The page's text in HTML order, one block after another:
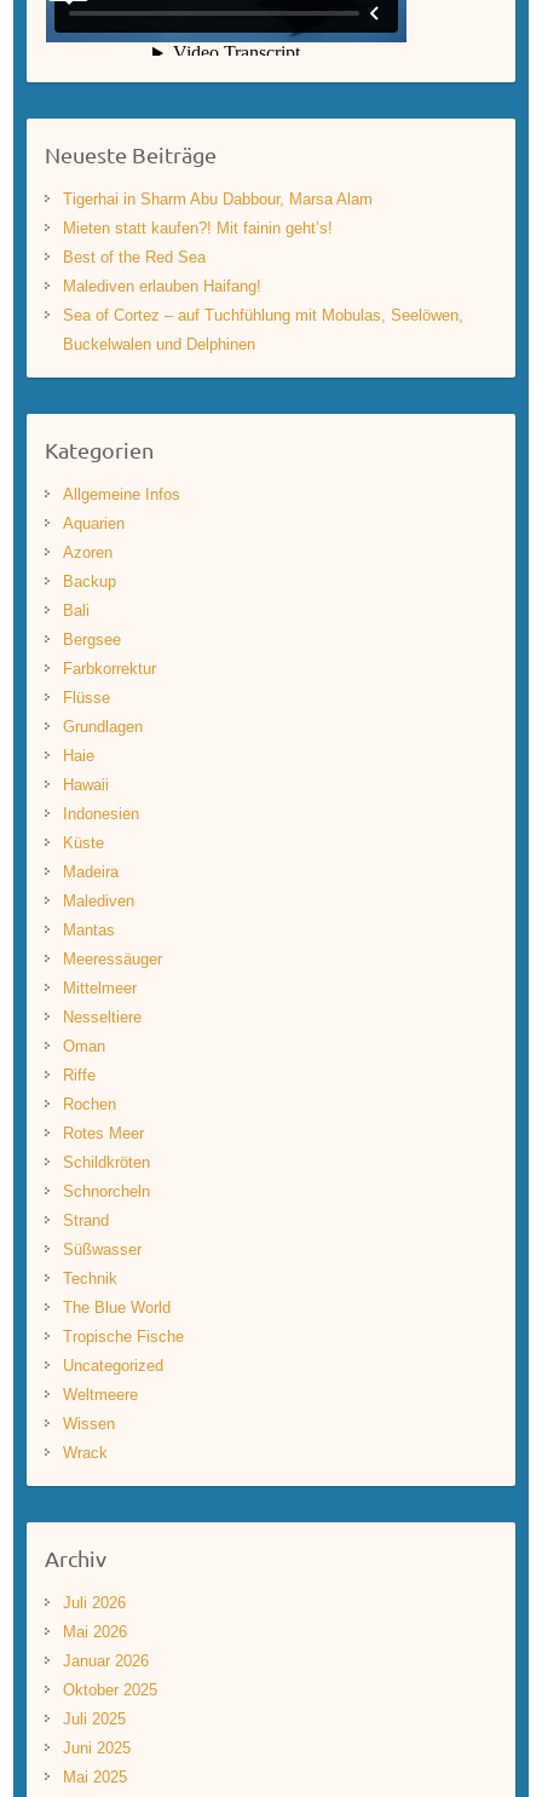
Neueste Beiträge
Tigerhai in Sharm Abu Dabbour, Marsa Alam
Mieten statt kaufen?! Mit fainin geht’s!
Best of the Red Sea
Malediven erlauben Haifang!
Sea of Cortez – auf Tuchfühlung mit Mobulas, Seelöwen,
Buckelwalen und Delphinen
Kategorien
Allgemeine Infos
Aquarien
Azoren
Backup
Bali
Bergsee
Farbkorrektur
Flüsse
Grundlagen
Haie
Hawaii
Indonesien
Küste
Madeira
Malediven
Mantas
Meeressäuger
Mittelmeer
Nesseltiere
Oman
Riffe
Rochen
Rotes Meer
Schildkröten
Schnorcheln
Strand
Süßwasser
Technik
The Blue World
Tropische Fische
Uncategorized
Weltmeere
Wissen
Wrack
Archiv
Juli 2026
Mai 2026
Januar 2026
Oktober 2025
Juli 2025
Juni 2025
Mai 2025